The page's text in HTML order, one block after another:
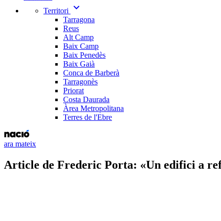
Territori
expand_more
Tarragona
Reus
Alt Camp
Baix Camp
Baix Penedès
Baix Gaià
Conca de Barberà
Tarragonès
Priorat
Costa Daurada
Àrea Metropolitana
Terres de l'Ebre
ara mateix
Article de Frederic Porta: «Un edifici a